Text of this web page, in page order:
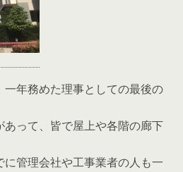
年務めた理事としての最後の
って、皆で屋上や各階の廊下
管理会社や工事業者の人も一